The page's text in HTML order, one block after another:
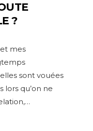
?
mes
sont vouées
lors qu’on ne